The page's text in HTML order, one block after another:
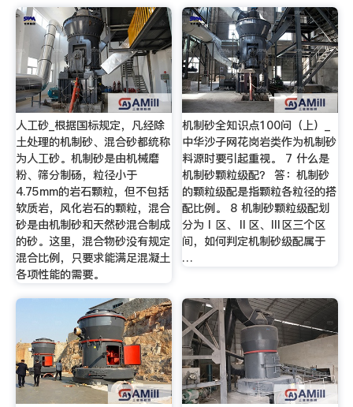
人工砂_根据国标规定，凡经除
土处理的机制砂、混合砂都统称
为人工砂。机制砂是由机械磨
粉、筛分制砀，粒径小于
4.75mm的岩石颗粒，但不包括
软质岩，风化岩石的颗粒，混合
砂是由机制砂和天然砂混合制成
的砂。这里，混合物砂没有规定
混合比例，只要求能满足混凝土
各项性能的需要。
机制砂全知识点100问（上）_
中华沙子网花岗岩类作为机制砂
料源时要引起重视。 7 什么是
机制砂颗粒级配？ 答：机制砂
的颗粒级配是指颗粒各粒径的搭
配比例。 8 机制砂颗粒级配划
分为Ⅰ区、Ⅱ区、Ⅲ区三个区
间，如何判定机制砂级配属于
…